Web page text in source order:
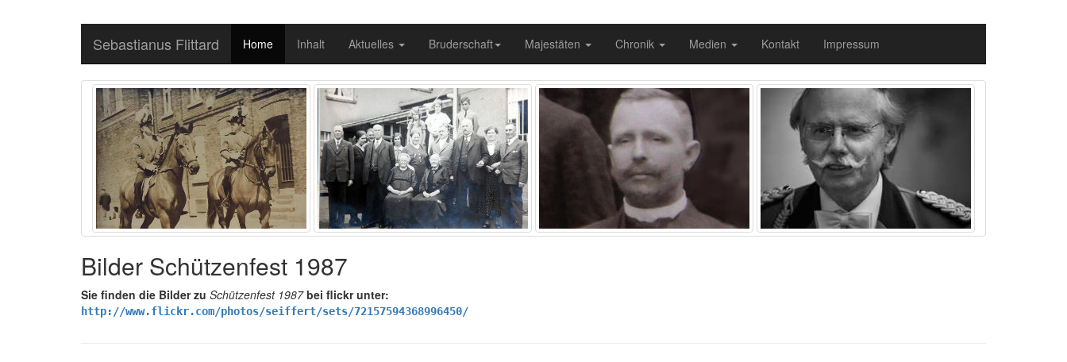
Sebastianus Flittard Home Inhalt Aktuelles Bruderschaft Majestäten Chronik Medien Kontakt Impressum
Bilder Schützenfest 1987
Sie finden die Bilder zu Schützenfest 1987 bei flickr unter:
http://www.flickr.com/photos/seiffert/sets/72157594368996450/